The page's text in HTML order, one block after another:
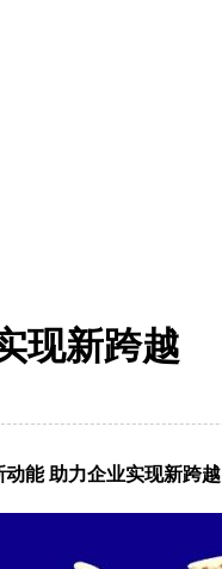
现新跨越
能 助力企业实现新跨越